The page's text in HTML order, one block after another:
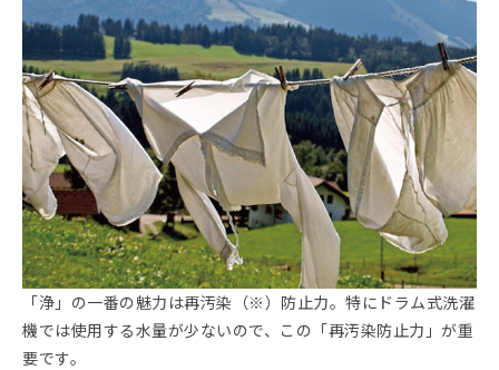
「浄」の一番の魅力は再汚染（※）防止力。特にドラム式洗濯
機では使用する水量が少ないので、この「再汚染防止力」が重
要です。